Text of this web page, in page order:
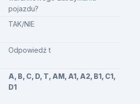
pojazdu?
TAK/NIE
Odpowiedź t
A, B, C, D, T, AM, A1, A2, B1, C1,
D1